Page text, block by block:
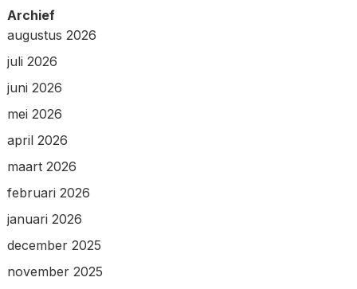
Archief
augustus 2026
juli 2026
juni 2026
mei 2026
april 2026
maart 2026
februari 2026
januari 2026
december 2025
november 2025